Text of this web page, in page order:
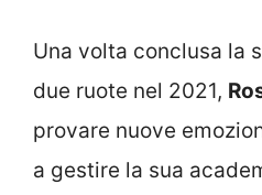
Una volta conclusa la
due ruote nel 2021,
provare nuove
a gestire la sua